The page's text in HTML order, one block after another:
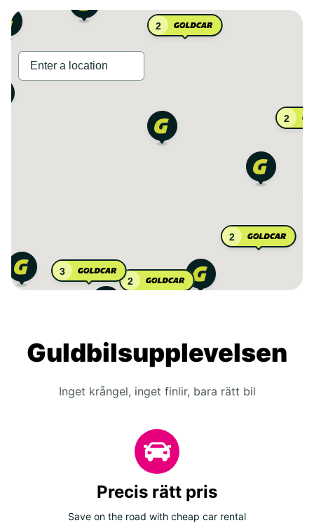
2
2
2
3
2
Guldbilsupplevelsen
Inget krångel, inget finlir, bara rätt bil
Precis rätt pris
Save on the road with cheap car rental